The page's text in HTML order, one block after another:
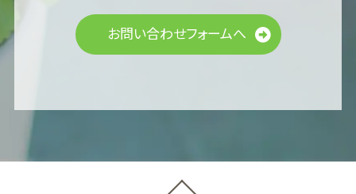
お問い合わせフォームへ